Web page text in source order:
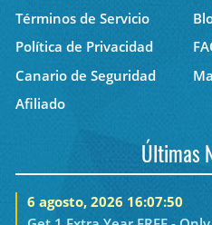
Términos de Servicio
Política de Privacidad
Canario de Seguridad
Afiliado
Últimas
6 agosto, 2026 16:07:50